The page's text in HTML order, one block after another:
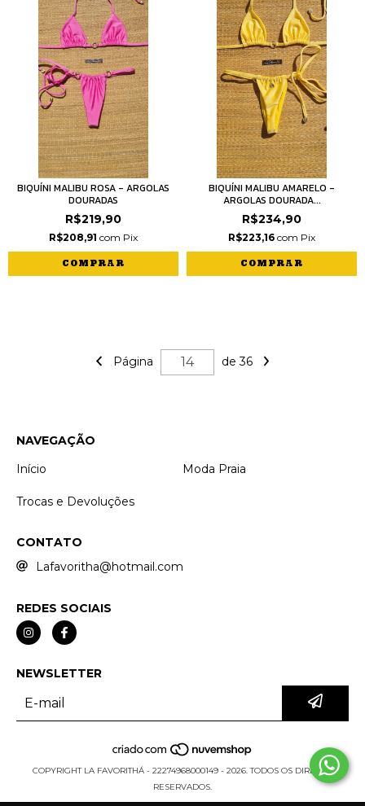
BIQUÍNI MALIBU ROSA - ARGOLAS
DOURADAS
R$219,90
R$208,91 com Pix
COMPRAR
BIQUÍNI MALIBU AMARELO -
ARGOLAS DOURADA...
R$234,90
R$223,16 com Pix
COMPRAR
Página de 36
NAVEGAÇÃO
Início
Moda Praia
Trocas e Devoluções
CONTATO
Lafavoritha@hotmail.com
REDES SOCIAIS
NEWSLETTER
COPYRIGHT LA FAVORITHÁ - 22274968000149 - 2026. TODOS OS DIREITOS
RESERVADOS.